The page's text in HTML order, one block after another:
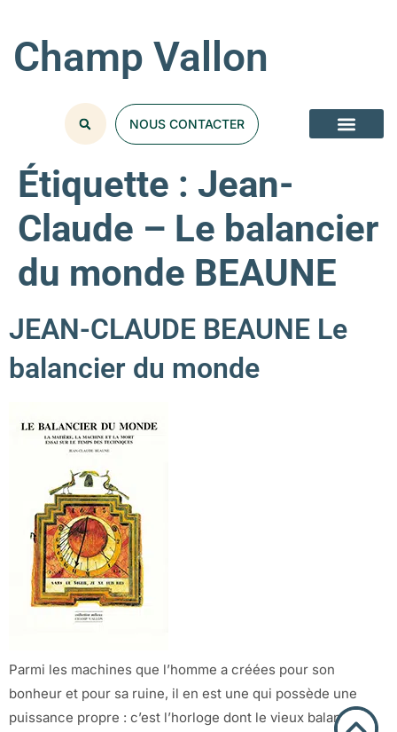
Champ Vallon
NOUS CONTACTER
Étiquette : Jean-
Claude – Le balancier
du monde BEAUNE
JEAN-CLAUDE BEAUNE Le
balancier du monde
Parmi les machines que l’homme a créées pour son
bonheur et pour sa ruine, il en est une qui possède une
puissance propre : c’est l’horloge dont le vieux balancier